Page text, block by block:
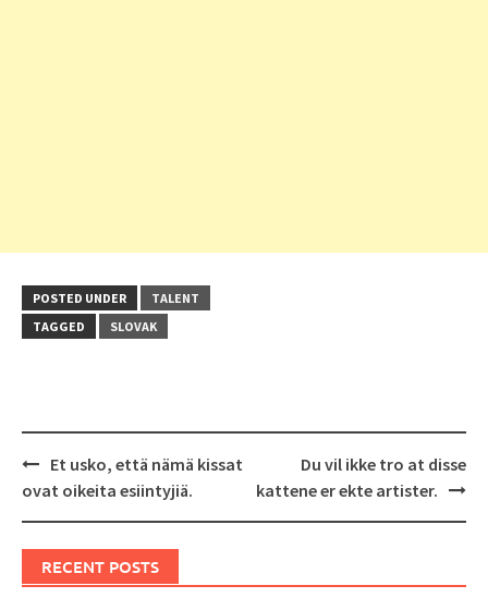
POSTED UNDER
TALENT
TAGGED
SLOVAK
Post
navigation
Et usko, että nämä kissat
ovat oikeita esiintyjiä.
Du vil ikke tro at disse
kattene er ekte artister.
RECENT POSTS